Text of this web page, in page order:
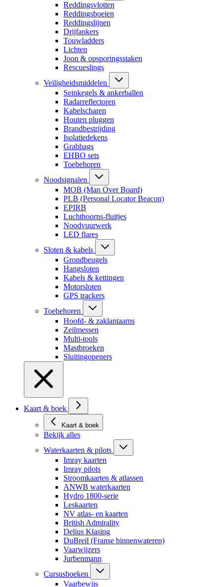
Reddingsvlotten
Reddingsboeien
Reddingslijnen
Drijfankers
Touwladders
Lichten
Joon & opsporingsstaken
Rescueslings
Veiligheidsmiddelen
Seinkegels & ankerballen
Radarreflectoren
Kabelscharen
Houten pluggen
Brandbestrijding
Isolatiedekens
Grabbags
EHBO sets
Toebehoren
Noodsignalen
MOB (Man Over Board)
PLB (Personal Locator Beacon)
EPIRB
Luchthoorns-fluitjes
Noodvuurwerk
LED flares
Sloten & kabels
Grondbeugels
Hangsloten
Kabels & kettingen
Motorsloten
GPS trackers
Toebehoren
Hoofd- & zaklantaarns
Zeilmessen
Multi-tools
Mastbroeken
Sluitingopeners
Kaart & boek
Kaart & boek
Bekijk alles
Waterkaarten & pilots
Imray kaarten
Imray pilots
Stroomkaarten & atlassen
ANWB waterkaarten
Hydro 1800-serie
Leskaarten
NV atlas- en kaarten
British Admirality
Delius Klasing
DuBreil (Franse binnenwateren)
Vaarwijzers
Jurbenmann
Cursusboeken
Vaarbewijs